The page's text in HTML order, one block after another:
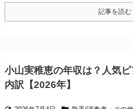
記事を読む
小山実稚恵の年収は？人気
内訳【2026年】